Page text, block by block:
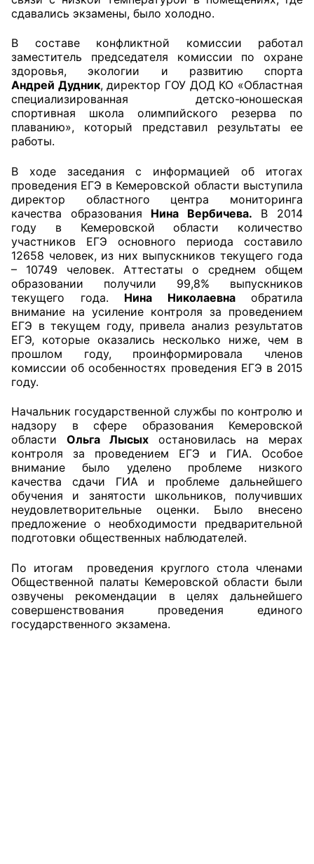
Доходы руководителя за 2024 г.
сдавались экзамены, было холодно.
В составе конфликтной комиссии работал
заместитель председателя комиссии по охране
здоровья, экологии и развитию спорта
Андрей Дудник, директор ГОУ ДОД КО «Областная
специализированная детско-юношеская
спортивная школа олимпийского резерва по
плаванию», который представил результаты ее
работы.
В ходе заседания с информацией об итогах
проведения ЕГЭ в Кемеровской области выступила
директор областного центра мониторинга
качества образования Нина Вербичева. В 2014
году в Кемеровской области количество
участников ЕГЭ основного периода составило
12658 человек, из них выпускников текущего года
– 10749 человек. Аттестаты о среднем общем
образовании получили 99,8% выпускников
текущего года. Нина Николаевнаобратила
внимание на усиление контроля за проведением
ЕГЭ в текущем году, привела анализ результатов
ЕГЭ, которые оказались несколько ниже, чем в
прошлом году, проинформировала членов
комиссии об особенностях проведения ЕГЭ в 2015
году.
Начальник государственной службы по контролю и
надзору в сфере образования Кемеровской
области Ольга Лысых остановилась на мерах
контроля за проведением ЕГЭ и ГИА. Особое
внимание было уделено проблеме низкого
качества сдачи ГИА и проблеме дальнейшего
обучения и занятости школьников, получивших
неудовлетворительные оценки. Было внесено
предложение о необходимости предварительной
подготовки общественных наблюдателей.
По итогам проведения круглого стола членами
Общественной палаты Кемеровской области были
озвучены рекомендации в целях дальнейшего
совершенствования проведения единого
государственного экзамена.